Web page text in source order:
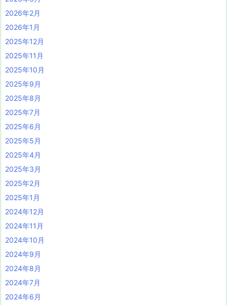
2026年2月
2026年1月
2025年12月
2025年11月
2025年10月
2025年9月
2025年8月
2025年7月
2025年6月
2025年5月
2025年4月
2025年3月
2025年2月
2025年1月
2024年12月
2024年11月
2024年10月
2024年9月
2024年8月
2024年7月
2024年6月